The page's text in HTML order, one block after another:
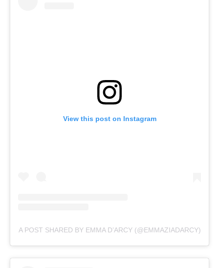
View this post on Instagram
A POST SHARED BY EMMA D’ARCY (@EMMAZIADARCY)